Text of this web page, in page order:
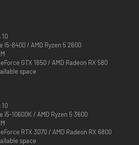
estruturas e enfeites LEGO especiais.
engraçado para os seus amigos!
LEGO e Horizon
inspirados pelo mundo de Horizon
passado da Aloy, incluindo
escale os icônicos Pescoções, tudo
novamente fases que mudam para testar
novas surpresas, ou veja no quadro
formas de ajudar o vilarejo. Será que
em todos os seus aspectos?
10
i5-8400 / AMD Ryzen 5 2600
GTX 1650 / AMD Radeon RX 580
space
10
i5-10600K / AMD Ryzen 5 3600
RTX 3070 / AMD Radeon RX 6800
space